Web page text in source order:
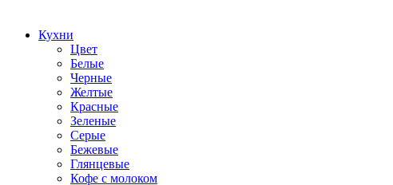
Кухни
Цвет
Белые
Черные
Желтые
Красные
Зеленые
Серые
Бежевые
Глянцевые
Кофе с молоком